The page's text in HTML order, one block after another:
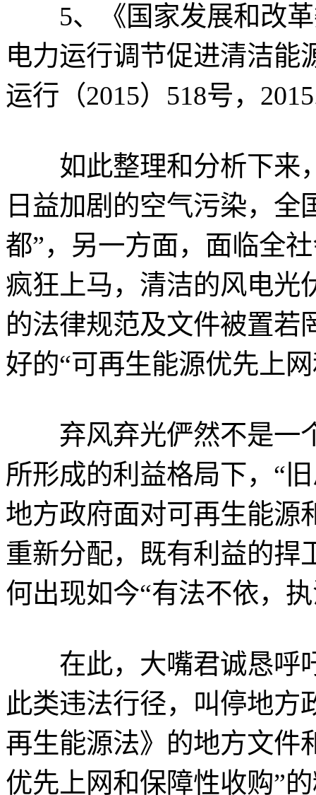
5、《国家发展和改革
电力运行调节促进清洁能
运行（2015）518号，
如此整理和分析下来
日益加剧的空气污染，全
都”，另一方面，面临全
疯狂上马，清洁的风电光
的法律规范及文件被置若
好的“可再生能源优先上
弃风弃光俨然不是一
所形成的利益格局下，“
地方政府面对可再生能源
重新分配，既有利益的捍
何出现如今“有法不依，
在此，大嘴君诚恳呼
此类违法行径，叫停地方
再生能源法》的地方文件
优先上网和保障性收购”